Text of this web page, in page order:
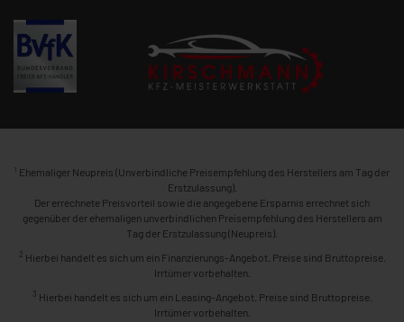
1 Ehemaliger Neupreis (Unverbindliche Preisempfehlung des Herstellers am Tag der
Erstzulassung).
Der errechnete Preisvorteil sowie die angegebene Ersparnis errechnet sich
gegenüber der ehemaligen unverbindlichen Preisempfehlung des Herstellers am
Tag der Erstzulassung (Neupreis).
2 Hierbei handelt es sich um ein Finanzierungs-Angebot. Preise sind Bruttopreise.
Irrtümer vorbehalten.
3 Hierbei handelt es sich um ein Leasing-Angebot. Preise sind Bruttopreise.
Irrtümer vorbehalten.